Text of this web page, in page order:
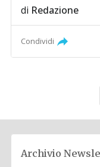
di Redazione
Condividi
Archivio